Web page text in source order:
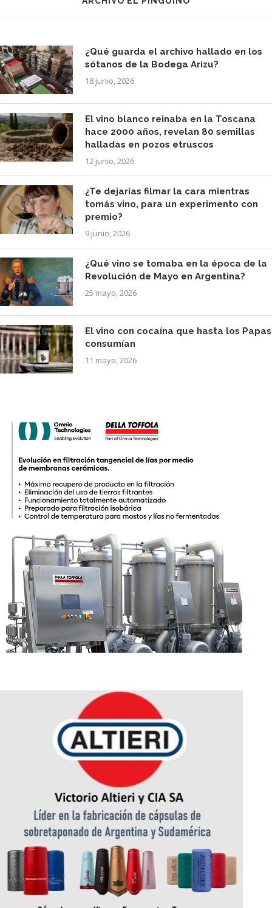
¿Qué guarda el archivo hallado en los
sótanos de la Bodega Arizu?
18 junio, 2026
El vino blanco reinaba en la Toscana
hace 2000 años, revelan 80 semillas
halladas en pozos etruscos
12 junio, 2026
¿Te dejarías filmar la cara mientras
tomás vino, para un experimento con
premio?
9 junio, 2026
¿Qué vino se tomaba en la época de la
Revolución de Mayo en Argentina?
25 mayo, 2026
El vino con cocaína que hasta los Papas
consumían
11 mayo, 2026